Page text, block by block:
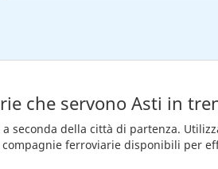
che servono Asti in
seconda della città di partenza.
ferroviarie disponibili per